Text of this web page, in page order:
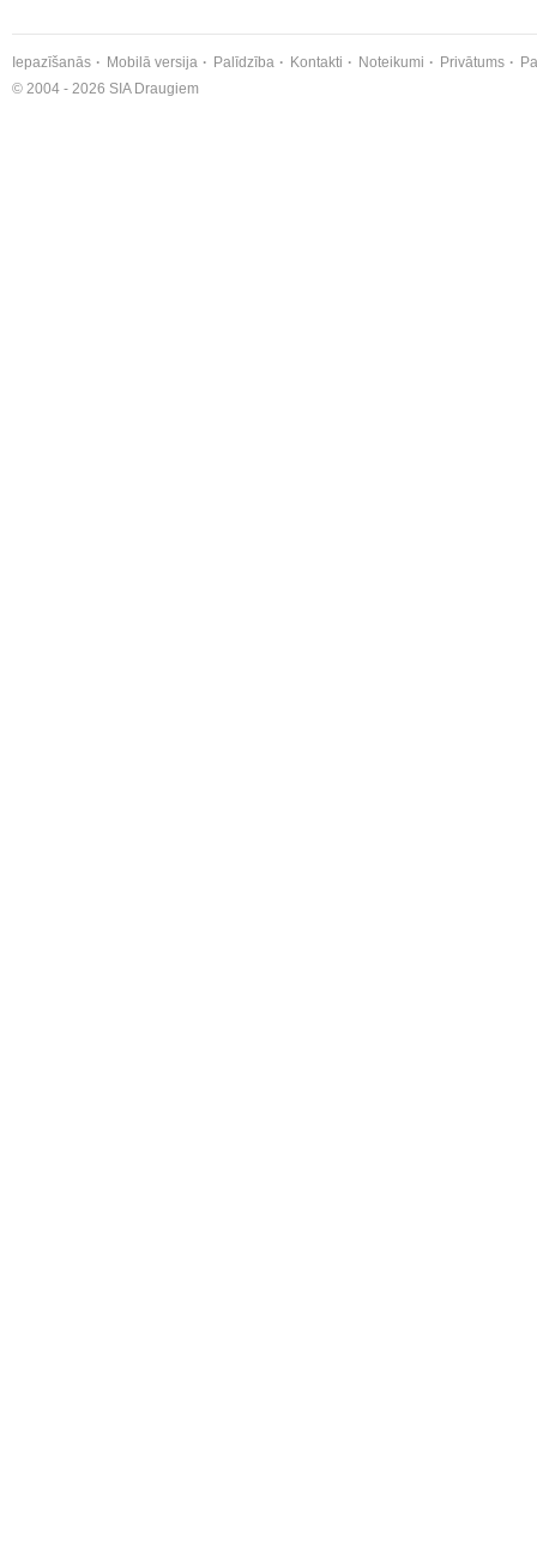
Iepazīšanās Mobilā versija Palīdzība Kontakti Noteikumi Privātums
© 2004 - 2026 SIA Draugiem